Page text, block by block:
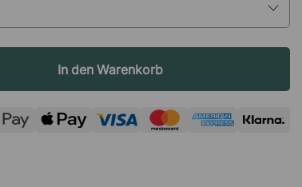
In den Warenkorb